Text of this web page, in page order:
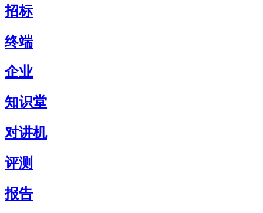
招标
终端
企业
知识堂
对讲机
评测
报告